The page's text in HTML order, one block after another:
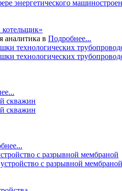
энергетического
в Подробнее...
технологических
скважин
с разрывной